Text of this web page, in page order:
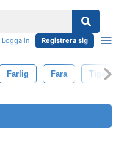
Logga in Registrera sig
Farlig Fara Tiger